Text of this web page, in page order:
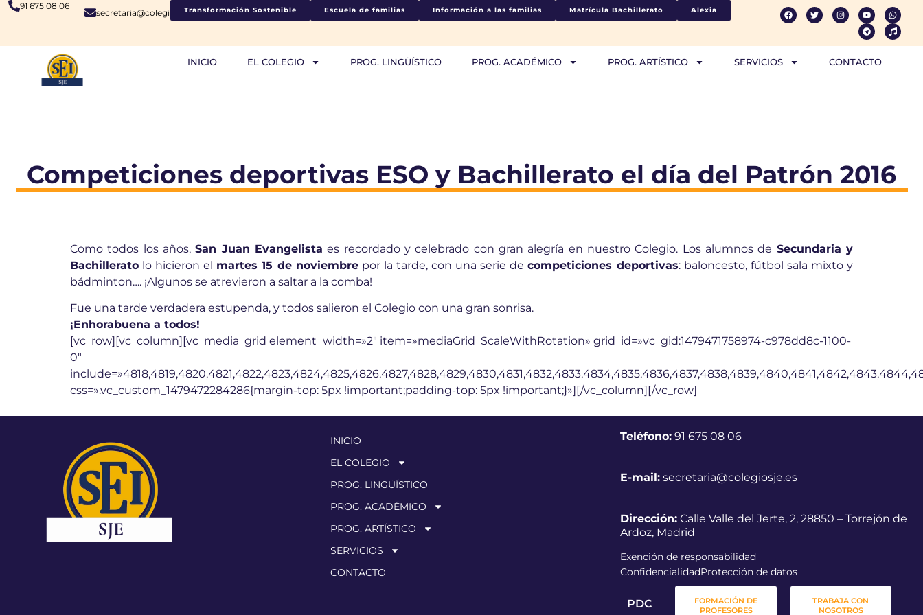
91 675 08 06
secretaria@colegiosje.esTransformación Sostenible Escuela de familias Información a las familias Matrícula Bachillerato Alexia
INICIO EL COLEGIO PROG. LINGÜÍSTICO PROG. ACADÉMICO PROG. ARTÍSTICO SERVICIOS CONTACTO
Competiciones deportivas ESO y Bachillerato el día del Patrón 2016
Como todos los años,San Juan Evangelista es recordado y celebrado con gran alegría en nuestro Colegio. Los alumnos de Secundaria y
Bachillerato lo hicieron el martes 15 de noviembrepor la tarde, con una serie decompeticiones deportivas: baloncesto, fútbol sala mixto y
bádminton…. ¡Algunos se atrevieron a saltar a la comba!
Fue una tarde verdadera estupenda, y todos salieron el Colegio con una gran sonrisa.
¡Enhorabuena a todos!
[vc_row][vc_column][vc_media_grid element_width=»2″ item=»mediaGrid_ScaleWithRotation» grid_id=»vc_gid:1479471758974-c978dd8c-1100-
0″
css=».vc_custom_1479472284286{margin-top: 5px !important;padding-top: 5px !important;}»][/vc_column][/vc_row]
INICIO
EL COLEGIO
PROG. LINGÜÍSTICO
PROG. ACADÉMICO
PROG. ARTÍSTICO
SERVICIOS
CONTACTO
Teléfono:91 675 08 06
E-mail: secretaria@colegiosje.es
Dirección:Calle Valle del Jerte, 2, 28850 – Torrejón de
Ardoz, Madrid
Exención de responsabilidad
ConfidencialidadProtección de datos
PDC
FORMACIÓN DE
PROFESORES
TRABAJA CON
NOSOTROS